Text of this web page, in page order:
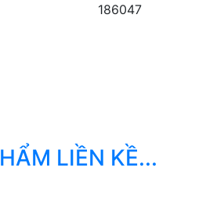
186047
LIỀN KỀ...